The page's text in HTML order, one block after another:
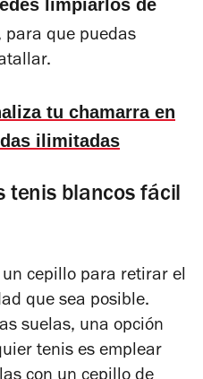
limpiarlos de
para que puedas
tu chamarra en
ilimitadas
tenis blancos fácil
cepillo para retirar el
que sea posible.
suelas, una opción
tenis es emplear